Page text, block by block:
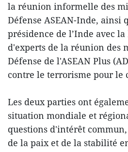
la réunion informelle des
Défense ASEAN-Inde, ainsi
présidence de l’Inde avec
d'experts de la réunion des
Défense de l'ASEAN Plus
contre le terrorisme pour le
Les deux parties ont
situation mondiale et
questions d'intérêt
de la paix et de la stabilité